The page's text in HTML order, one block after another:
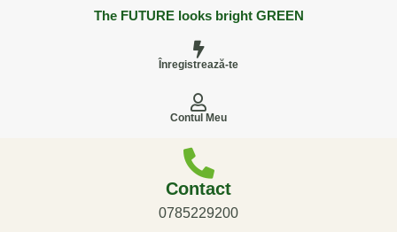
The FUTURE looks bright GREEN
Înregistrează-te
Contul Meu
Contact
0785229200